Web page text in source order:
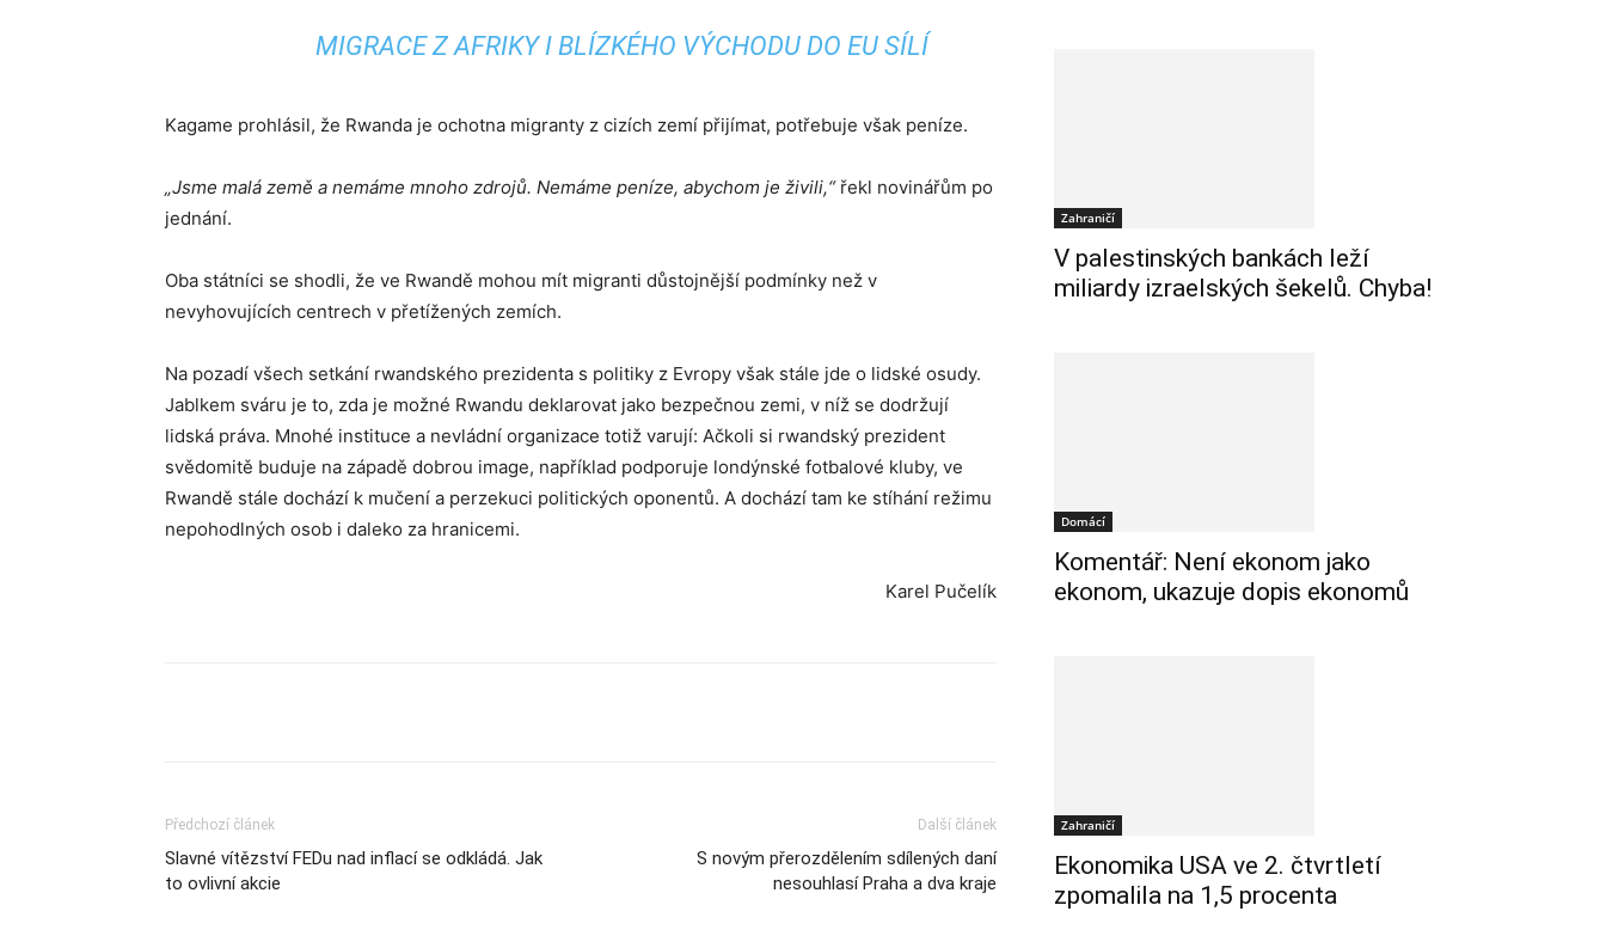
MIGRACE Z AFRIKY I BLÍZKÉHO VÝCHODU DO EU SÍLÍ
Kagame prohlásil, že Rwanda je ochotna migranty z cizích zemí přijímat, potřebuje však peníze.
„Jsme malá země a nemáme mnoho zdrojů. Nemáme peníze, abychom je živili,“řekl novinářům po
jednání.
Oba státníci se shodli, že ve Rwandě mohou mít migranti důstojnější podmínky než v
nevyhovujících centrech v přetížených zemích.
Na pozadí všech setkání rwandského prezidenta s politiky z Evropy však stále jde o lidské osudy.
Jablkem sváru je to, zda je možné Rwandu deklarovat jako bezpečnou zemi, v níž se dodržují
lidská práva. Mnohé instituce a nevládní organizace totiž varují: Ačkoli si rwandský prezident
svědomitě buduje na západě dobrou image, například podporuje londýnské fotbalové kluby, ve
Rwandě stále dochází k mučení a perzekuci politických oponentů. A dochází tam ke stíhání režimu
nepohodlných osob i daleko za hranicemi.
Karel Pučelík
Předchozí článek
Slavné vítězství FEDu nad inflací se odkládá. Jak
to ovlivní akcie
Další článek
S novým přerozdělením sdílených daní
nesouhlasí Praha a dva kraje
Zahraničí
V palestinských bankách leží
miliardy izraelských šekelů. Chyba!
Domácí
Komentář: Není ekonom jako
ekonom, ukazuje dopis ekonomů
Zahraničí
Ekonomika USA ve 2. čtvrtletí
zpomalila na 1,5 procenta